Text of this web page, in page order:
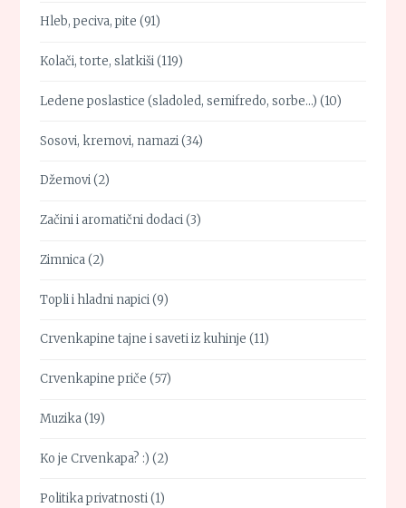
Hleb, peciva, pite (91)
Kolači, torte, slatkiši(119)
Ledene poslastice (sladoled, semifredo, sorbe…) (10)
Sosovi, kremovi, namazi(34)
Džemovi(2)
Začini i aromatični dodaci(3)
Zimnica(2)
Topli i hladni napici(9)
Crvenkapine tajne i saveti iz kuhinje (11)
Crvenkapine priče (57)
Muzika(19)
Ko je Crvenkapa? :) (2)
Politika privatnosti(1)